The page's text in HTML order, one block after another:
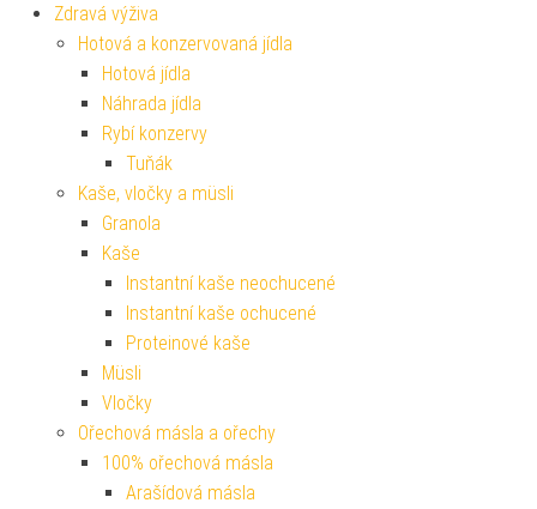
Zdravá výživa
Hotová a konzervovaná jídla
Hotová jídla
Náhrada jídla
Rybí konzervy
Tuňák
Kaše, vločky a müsli
Granola
Kaše
Instantní kaše neochucené
Instantní kaše ochucené
Proteinové kaše
Müsli
Vločky
Ořechová másla a ořechy
100% ořechová másla
Arašídová másla